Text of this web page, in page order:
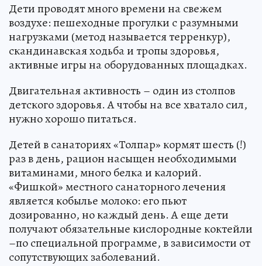
Дети проводят много времени на свежем
воздухе: пешеходные прогулки с разумными
нагрузками (метод называется терренкур),
скандинавская ходьба и тропы здоровья,
активные игры на оборудованных площадках.
Двигательная активность – один из столпов
детского здоровья. А чтобы на все хватало сил,
нужно хорошо питаться.
Детей в санаториях «Толпар» кормят шесть (!)
раз в день, рацион насыщен необходимыми
витаминами, много белка и калорий.
«Фишкой» местного санаторного лечения
является кобылье молоко: его пьют
дозированно, но каждый день. А еще дети
получают обязательные кислородные коктейли
–по специальной программе, в зависимости от
сопутствующих заболеваний.